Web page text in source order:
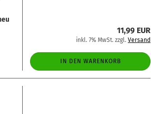
11,99 EUR
inkl. 7% MwSt. zzgl. Versand
IN DEN WARENKORB